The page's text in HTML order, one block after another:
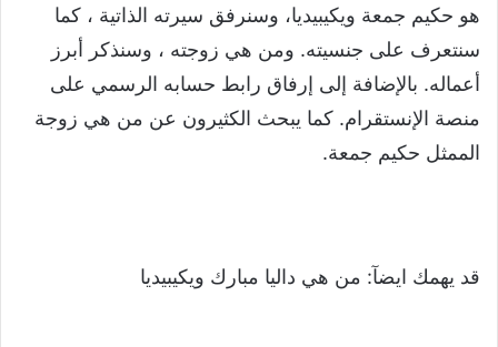
هو حكيم جمعة ويكيبيديا، وسنرفق سيرته الذاتية ، كما
سنتعرف على جنسيته. ومن هي زوجته ، وسنذكر أبرز
أعماله. بالإضافة إلى إرفاق رابط حسابه الرسمي على
منصة الإنستقرام. كما يبحث الكثيرون عن من هي زوجة
الممثل حكيم جمعة.
قد يهمك ايضآ: من هي داليا مبارك ويكيبيديا